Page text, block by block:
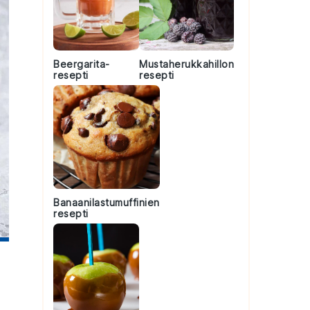
Beergarita-
resepti
Mustaherukkahillon
resepti
Banaanilastumuffinien
resepti